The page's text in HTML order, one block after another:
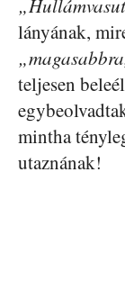
lányának,
teljesen
mintha
utaznának!